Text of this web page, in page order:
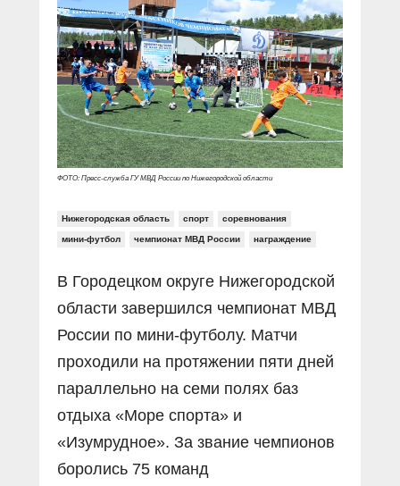
Социальные ролики
Документальные фильмы
Прямой разговор
В знании сила
Специальный репортаж
КиберПОСТОВОЙ
Газета «Щит и меч»
Журнал «Полиция России»
О ПОРТАЛЕ
Контакты
Вакансии
ФОТО: Пресс-служба ГУ МВД России по Нижегородской области
Нижегородская область спорт соревнования
мини-футбол чемпионат МВД России награждение
В Городецком округе Нижегородской
области завершился чемпионат МВД
России по мини-футболу. Матчи
проходили на протяжении пяти дней
параллельно на семи полях баз
отдыха «Море спорта» и
«Изумрудное». За звание чемпионов
боролись 75 команд